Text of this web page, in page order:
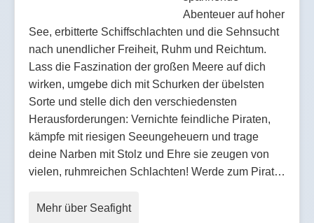
Abenteuer auf hoher
See, erbitterte Schiffschlachten und die Sehnsucht
nach unendlicher Freiheit, Ruhm und Reichtum.
Lass die Faszination der großen Meere auf dich
wirken, umgebe dich mit Schurken der übelsten
Sorte und stelle dich den verschiedensten
Herausforderungen: Vernichte feindliche Piraten,
kämpfe mit riesigen Seeungeheuern und trage
deine Narben mit Stolz und Ehre sie zeugen von
vielen, ruhmreichen Schlachten! Werde zum Pirat…
Mehr über Seafight